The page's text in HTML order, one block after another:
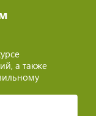
а также